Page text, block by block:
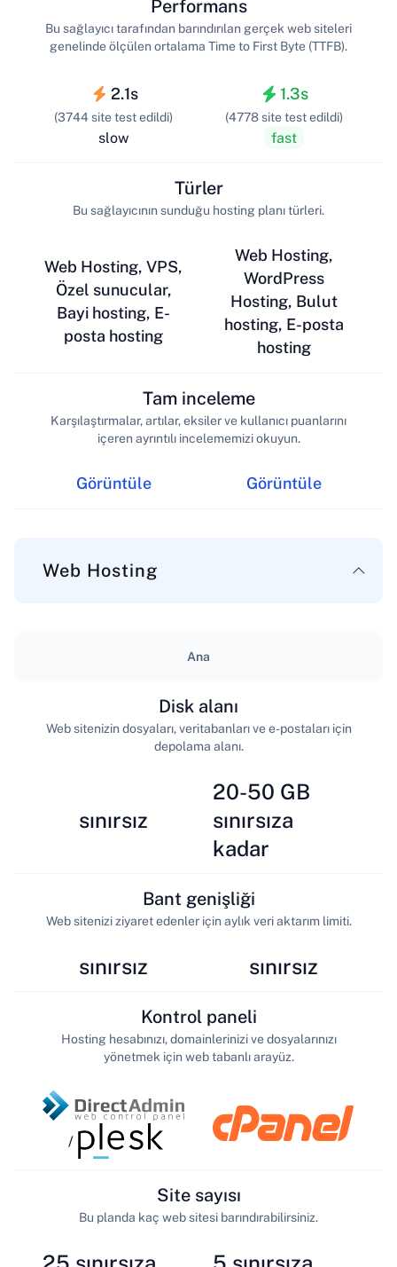
2.1s
(3744 site test edildi)
slow
Performans
Bu sağlayıcı tarafından barındırılan gerçek web siteleri
genelinde ölçülen ortalama Time to First Byte (TTFB).
1.3s
(4778 site test edildi)
fast
Web Hosting, VPS,
Özel sunucular,
Bayi hosting, E-
posta hosting
Türler
Bu sağlayıcının sunduğu hosting planı türleri.
Web Hosting,
WordPress
Hosting, Bulut
hosting, E-posta
hosting
Görüntüle
Tam inceleme
Karşılaştırmalar, artılar, eksiler ve kullanıcı puanlarını
içeren ayrıntılı incelememizi okuyun.
Görüntüle
Web Hosting
Ana
sınırsız
Disk alanı
Web sitenizin dosyaları, veritabanları ve e-postaları için
depolama alanı.
20-50 GB
sınırsıza
kadar
sınırsız
Bant genişliği
Web sitenizi ziyaret edenler için aylık veri aktarım limiti.
sınırsız
/
Kontrol paneli
Hosting hesabınızı, domainlerinizi ve dosyalarınızı
yönetmek için web tabanlı arayüz.
Site sayısı
Bu planda kaç web sitesi barındırabilirsiniz.